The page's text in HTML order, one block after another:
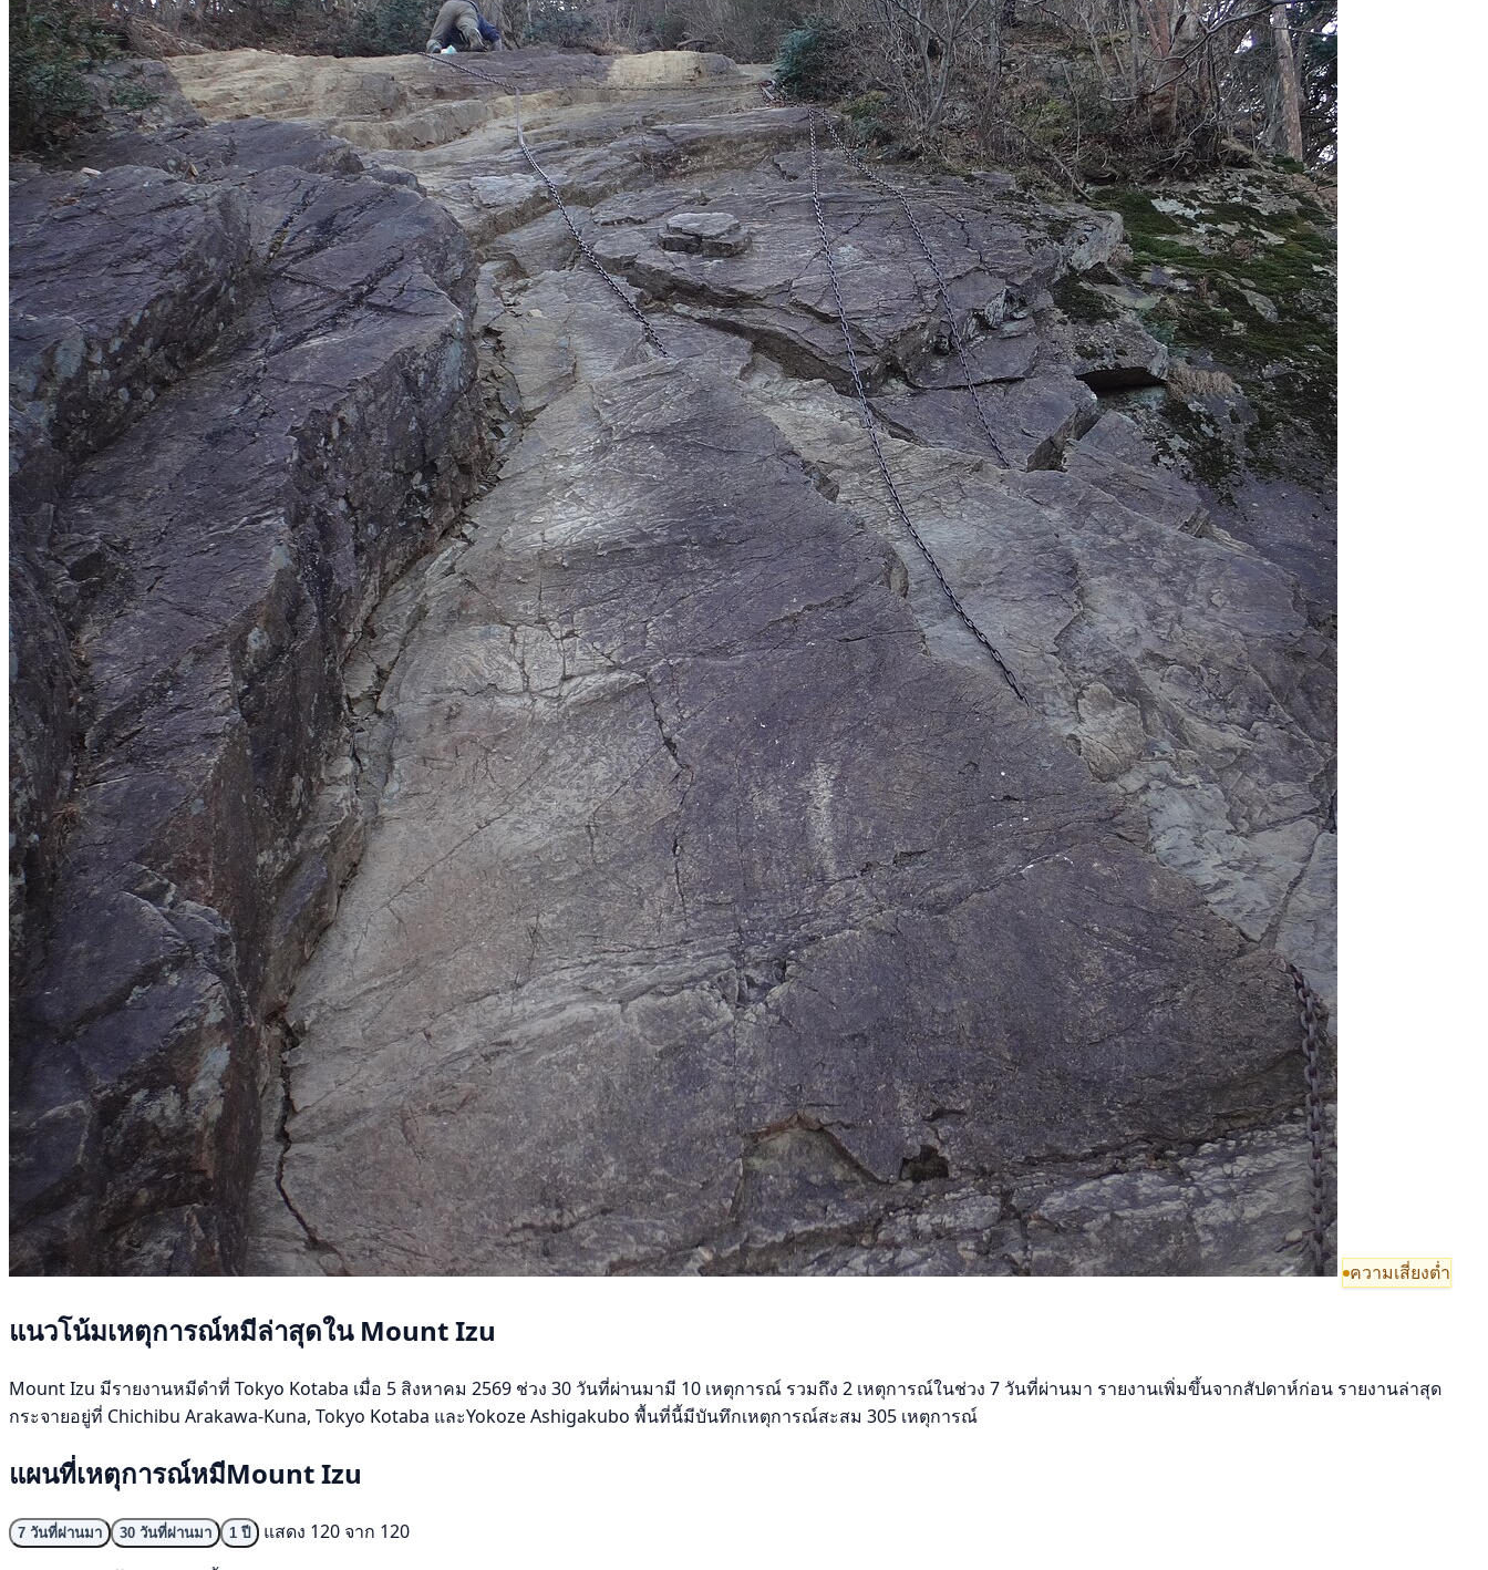
ความเสี่ยงต่ำ
แนวโน้มเหตุการณ์หมีล่าสุดใน Mount Izu
Mount Izu มีรายงานหมีดำที่ Tokyo Kotaba เมื่อ 5 สิงหาคม 2569 ช่วง 30 วันที่ผ่านมามี 10 เหตุการณ์ รวมถึง 2 เหตุการณ์ในช่วง 7 วันที่ผ่านมา รายงานเพิ่มขึ้นจากสัปดาห์ก่อน รายงานล่าสุด
กระจายอยู่ที่ Chichibu Arakawa-Kuna, Tokyo Kotaba และYokoze Ashigakubo พื้นที่นี้มีบันทึกเหตุการณ์สะสม 305 เหตุการณ์
แผนที่เหตุการณ์หมีMount Izu
7 วันที่ผ่านมา 30 วันที่ผ่านมา 1 ปี
แสดง 120 จาก 120